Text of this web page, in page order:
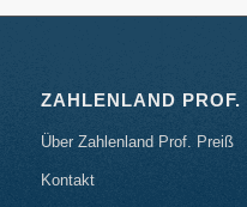
ZAHLENLAND PROF.
Über Zahlenland Prof. Preiß
Kontakt